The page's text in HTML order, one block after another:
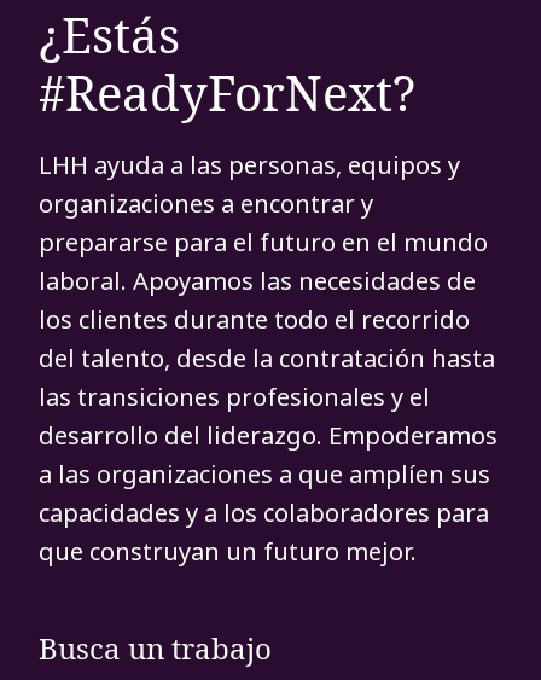
¿Estás
#ReadyForNext?
LHH ayuda a las personas, equipos y
organizaciones a encontrar y
prepararse para el futuro en el mundo
laboral. Apoyamos las necesidades de
los clientes durante todo el recorrido
del talento, desde la contratación hasta
las transiciones profesionales y el
desarrollo del liderazgo. Empoderamos
a las organizaciones a que amplíen sus
capacidades y a los colaboradores para
que construyan un futuro mejor.
Busca un trabajo